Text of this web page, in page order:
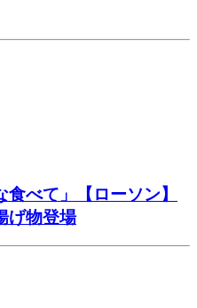
食べて」【ローソン】
げ物登場